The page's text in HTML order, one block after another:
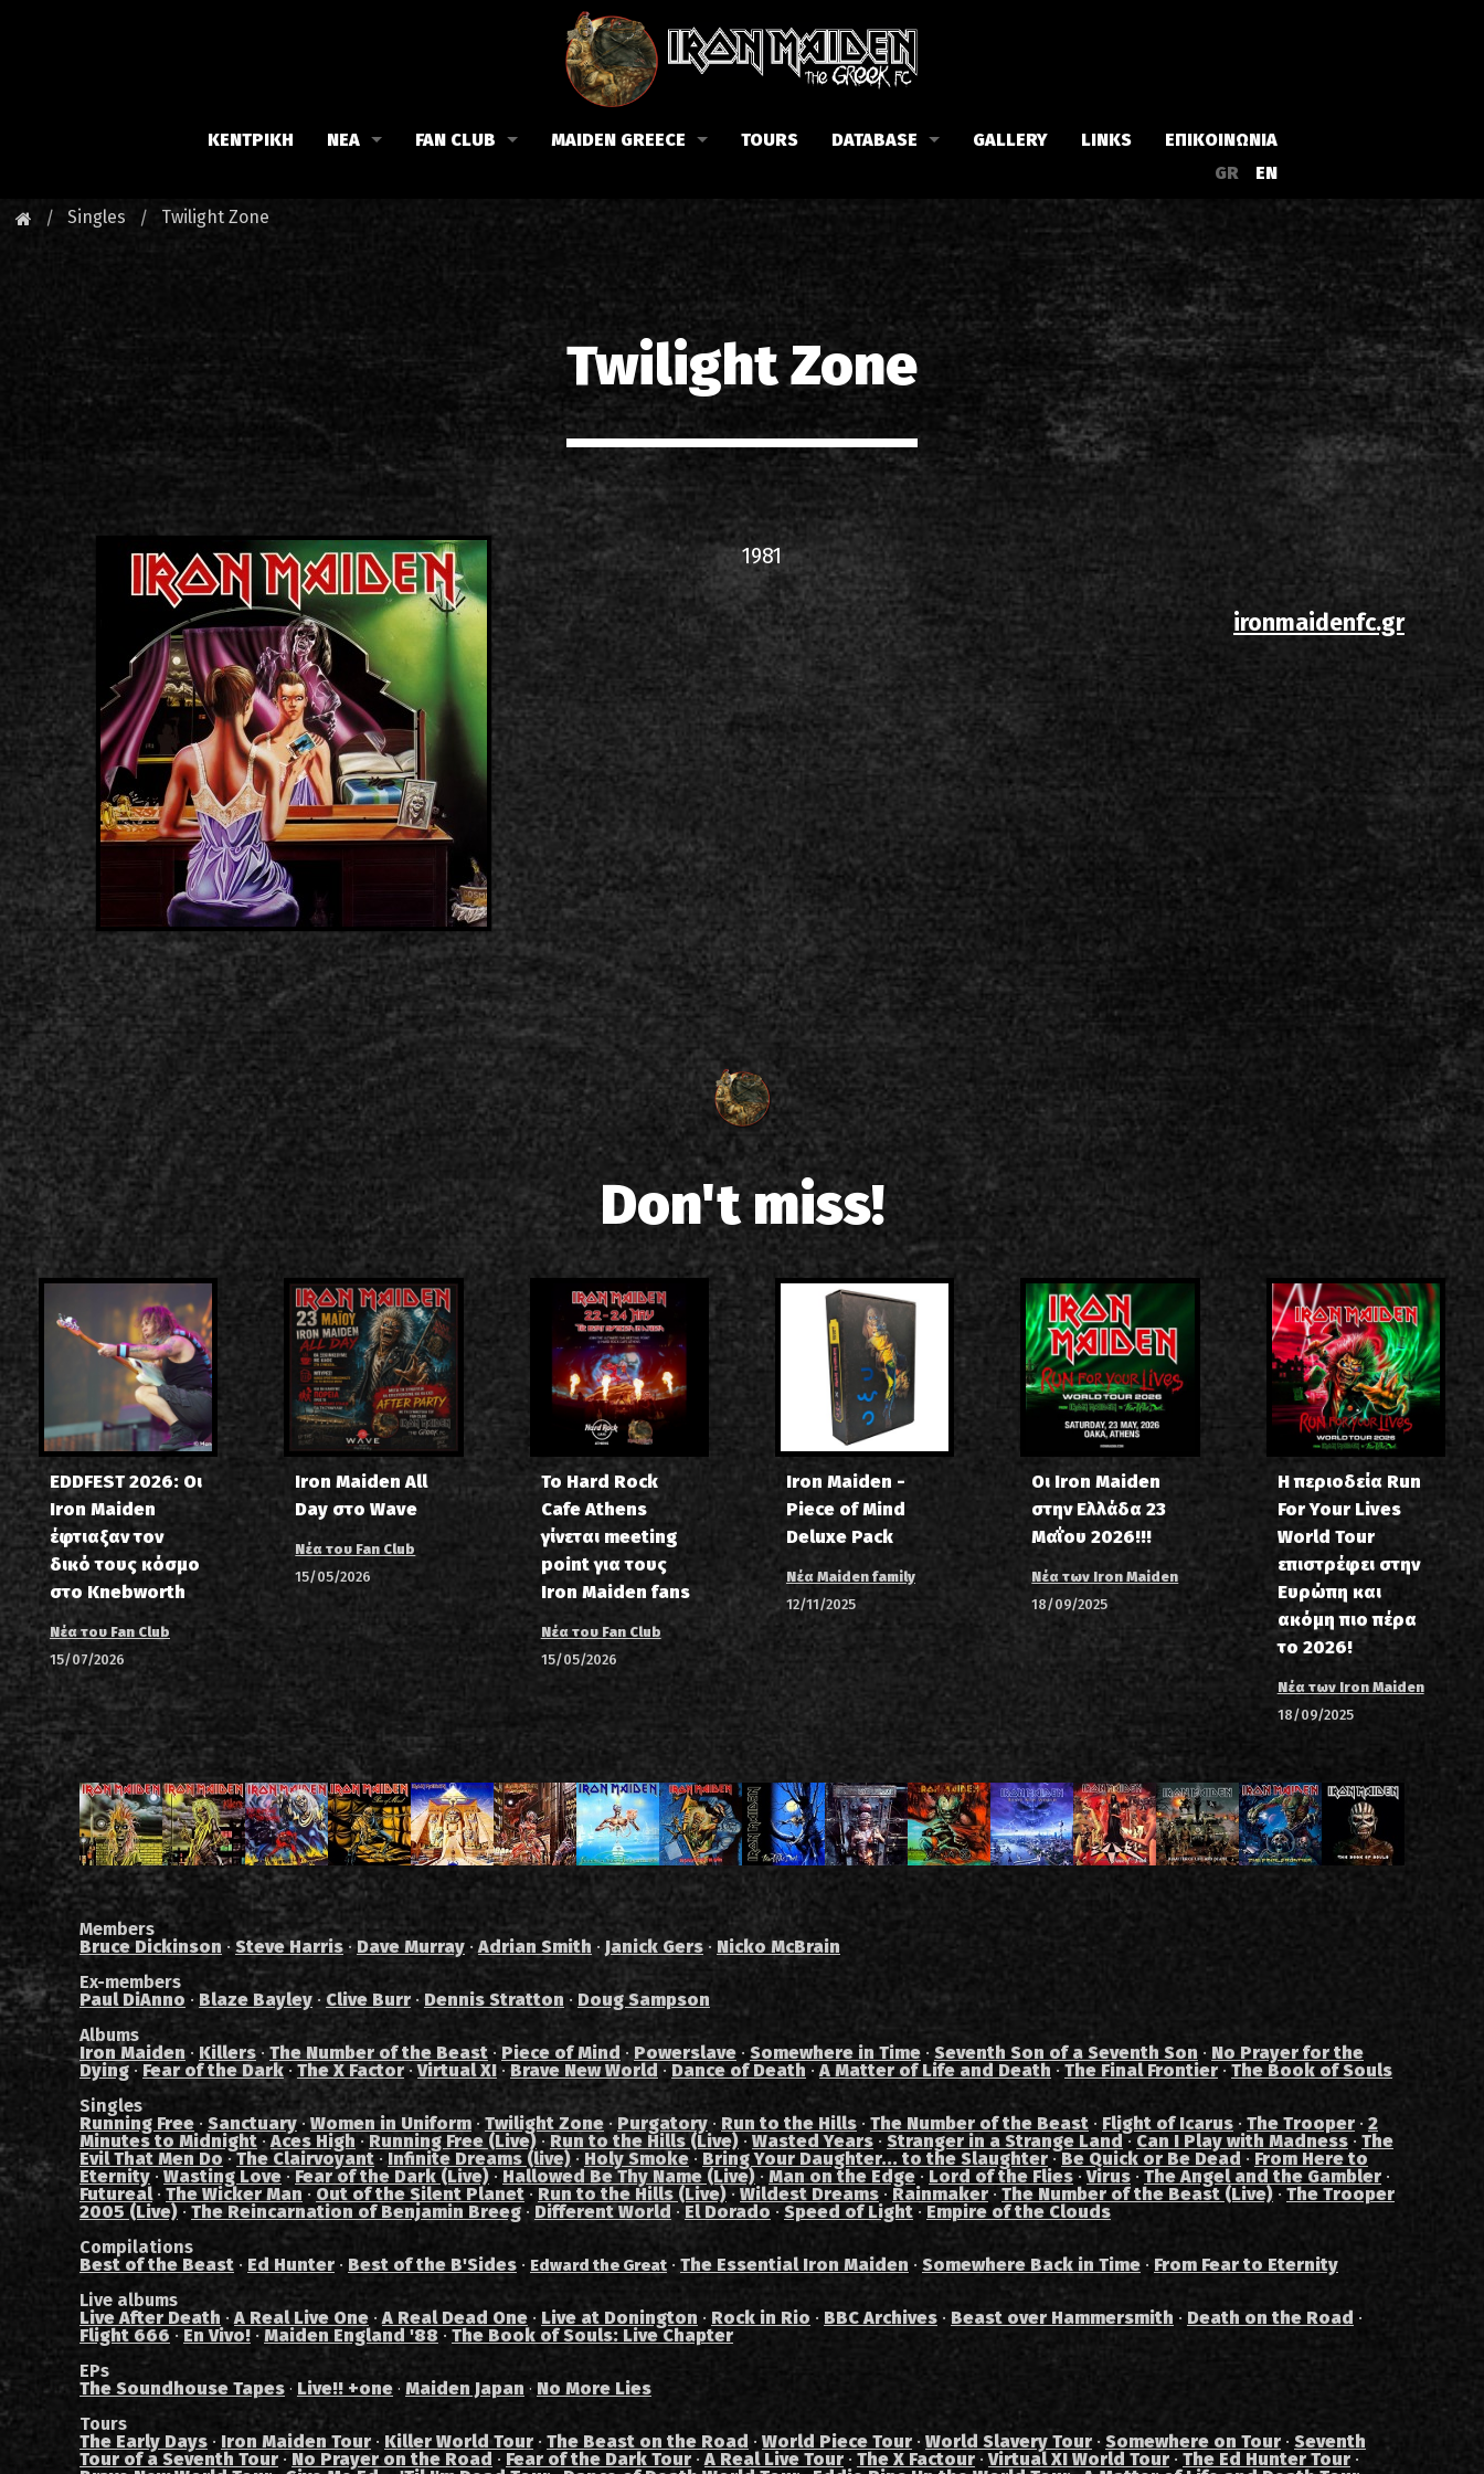
ΚΕΝΤΡΙΚΗ ΝΕΑ FAN CLUB
Οι εκδηλώσεις μας
MAIDEN GREECE
Εισιτήρια
Λίστα τραγουδιών στην Ελλάδα
Φωτογραφίες στην Ελλάδα1988-09-13 Νέα Φιλαδέλφεια
1998-09-04 Λυκαβηττός
1999-10-01 Περιστέρι
2000-11-10 Άγιος Κοσμάς
2005-06-21 Μαλακάσα
2008-08-02 Μαλακάσα
2011-06-17 Μαλακάσα
2018-07-20 Μαλακάσα
2022-07-16 Ολυμπιακό Στάδιο
TOURS DATABASE
Άλμπουμ
Singles
Συλλογές
Λίστα ηχογραφήσεων
Κριτικές
Συνεντεύξεις
Αρθρογραφία
GALLERY LINKS
ΕΠΙΚΟΙΝΩΝΙΑ
GR
EN
Singles Twilight Zone
Twilight Zone
1981
ironmaidenfc.gr
Don't miss!
EDDFEST 2026: Οι
Iron Maiden
έφτιαξαν τον
δικό τους κόσμο
στο Knebworth
Νέα του Fan Club
15/07/2026
Iron Maiden All
Day στο Wave
Νέα του Fan Club
15/05/2026
Το Hard Rock
Cafe Athens
γίνεται meeting
point για τους
Iron Maiden fans
Νέα του Fan Club
15/05/2026
Iron Maiden -
Piece of Mind
Deluxe Pack
Νέα Maiden family
12/11/2025
Οι Iron Maiden
στην Ελλάδα 23
Μαΐου 2026!!!
Νέα των Iron Maiden
18/09/2025
Η περιοδεία Run
For Your Lives
World Tour
επιστρέφει στην
Ευρώπη και
ακόμη πιο πέρα
το 2026!
Νέα των Iron Maiden
18/09/2025
Members
Bruce Dickinson · Steve Harris·Dave Murray·Adrian Smith · Janick Gers· Nicko McBrain
Ex-members
Paul DiAnno · Blaze Bayley · Clive Burr · Dennis Stratton · Doug Sampson
Albums
Iron Maiden· Killers·The Number of the Beast ·Piece of Mind · Powerslave · Somewhere in Time · Seventh Son of a Seventh Son · No Prayer for the
Dying · Fear of the Dark · The X Factor·Virtual XI· Brave New World · Dance of Death ·A Matter of Life and Death · The Final Frontier · The Book of Souls
Singles
Running Free · Sanctuary· Women in Uniform· Twilight Zone · Purgatory · Run to the Hills · The Number of the Beast · Flight of Icarus · The Trooper · 2
Minutes to Midnight ·Aces High · Running Free (Live) · Run to the Hills (Live) · Wasted Years · Stranger in a Strange Land · Can I Play with Madness · The
Evil That Men Do · The Clairvoyant ·Infinite Dreams (live) · Holy Smoke · Bring Your Daughter... to the Slaughter · Be Quick or Be Dead · From Here to
Eternity · Wasting Love · Fear of the Dark (Live) · Hallowed Be Thy Name (Live) · Man on the Edge · Lord of the Flies ·Virus · The Angel and the Gambler ·
Futureal· The Wicker Man · Out of the Silent Planet · Run to the Hills (Live) · Wildest Dreams · Rainmaker · The Number of the Beast (Live) · The Trooper
2005 (Live) · The Reincarnation of Benjamin Breeg· Different World · El Dorado · Speed of Light · Empire of the Clouds
Compilations
Best of the Beast · Ed Hunter · Best of the B'Sides · Edward the Great · The Essential Iron Maiden · Somewhere Back in Time · From Fear to Eternity
Live albums
Live After Death ·A Real Live One ·A Real Dead One · Live at Donington · Rock in Rio · BBC Archives · Beast over Hammersmith · Death on the Road ·
Flight 666 · En Vivo! · Maiden England '88 · The Book of Souls: Live Chapter
EPs
The Soundhouse Tapes · Live!! +one · Maiden Japan · No More Lies
Tours
The Early Days · Iron Maiden Tour · Killer World Tour · The Beast on the Road · World Piece Tour · World Slavery Tour · Somewhere on Tour · Seventh
Tour of a Seventh Tour · No Prayer on the Road · Fear of the Dark Tour ·A Real Live Tour · The X Factour ·Virtual XI World Tour · The Ed Hunter Tour ·